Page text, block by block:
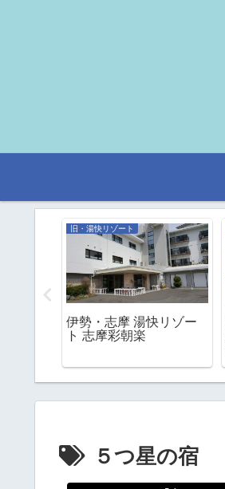
旧・湯快リゾート
伊勢・志摩 湯快リゾー
ト 志摩彩朝楽
５つ星の宿